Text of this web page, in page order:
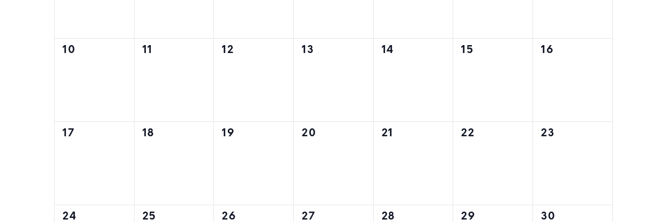
0
10
0
11
0
12
0
13
0
14
0
15
0
16
0
17
0
18
0
19
0
20
0
21
0
22
0
23
0
24
0
25
0
26
0
27
0
28
0
29
0
30